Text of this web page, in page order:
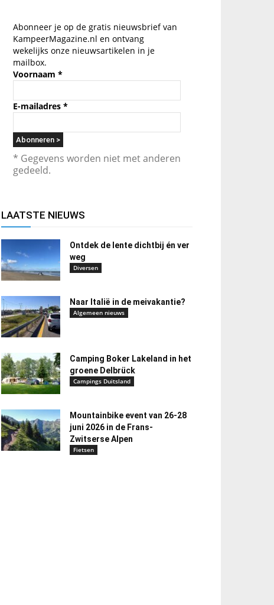
Abonneer je op de gratis nieuwsbrief van
KampeerMagazine.nl en ontvang
wekelijks onze nieuwsartikelen in je
mailbox.
Voornaam *
E-mailadres *
* Gegevens worden niet met anderen
gedeeld.
LAATSTE NIEUWS
Ontdek de lente dichtbij én ver
weg
Diversen
Naar Italië in de meivakantie?
Algemeen nieuws
Camping Boker Lakeland in het
groene Delbrück
Campings Duitsland
Mountainbike event van 26-28
juni 2026 in de Frans-
Zwitserse Alpen
Fietsen